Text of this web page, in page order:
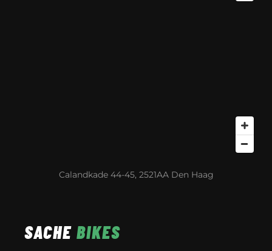
Calandkade 44-45, 2521AA Den Haag
SACHE BIKES